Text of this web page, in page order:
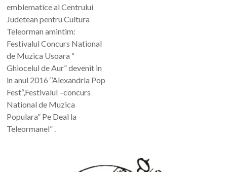
emblematice al Centrului
Judetean pentru Cultura
Teleorman amintim:
Festivalul Concurs National
de Muzica Usoara “
Ghiocelul de Aur” devenit in
in anul 2016 ‘’Alexandria Pop
Fest“,Festivalul –concurs
National de Muzica
Populara” Pe Deal la
Teleormanel” .